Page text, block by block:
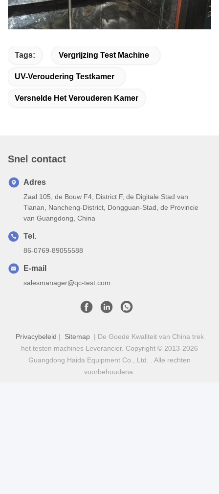
Tags: Vergrijzing Test Machine
UV-Veroudering Testkamer
Versnelde Het Verouderen Kamer
Snel contact
Adres
Zaal 105, de Bouw F4, District F, de Digitale Stad van
Tianan, Nancheng-District, Dongguan-Stad, de Provincie
van Guangdong, China
Tel.
86-0769-89055588
E-mail
salesmanager@qc-test.com
Privacybeleid | Sitemap| De Goede Kwaliteit van China trek
het testen machines Leverancier. Copyright © 2013-2026
Guangdong Haida Equipment Co., Ltd. . Alle rechten
voorbehoudena.